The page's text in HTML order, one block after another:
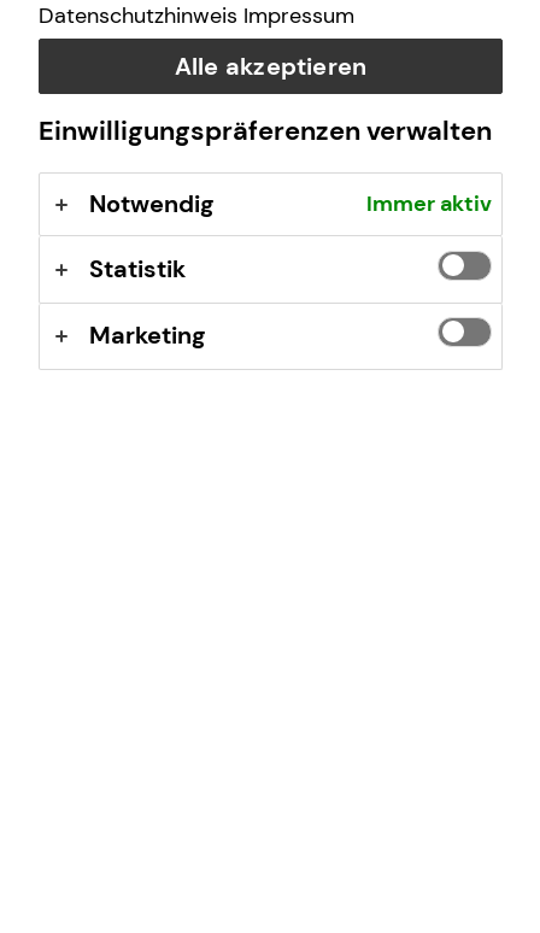
Flexible Einstiegsmöglichkeiten, eine fundierte
Qualifizierung, hohe Aufstiegschancen. Starte jetzt durch
und verwirkliche dich selbst!
Datenschutzhinweis Impressum
Alle akzeptieren
Einwilligungspräferenzen verwalten
Notwendig Immer aktiv
Statistik
Marketing